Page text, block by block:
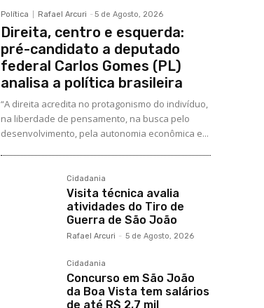
Política Rafael Arcuri - 5 de Agosto, 2026
Direita, centro e esquerda:
pré-candidato a deputado
federal Carlos Gomes (PL)
analisa a política brasileira
“A direita acredita no protagonismo do indivíduo,
na liberdade de pensamento, na busca pelo
desenvolvimento, pela autonomia econômica e...
Cidadania
Visita técnica avalia
atividades do Tiro de
Guerra de São João
Rafael Arcuri - 5 de Agosto, 2026
Cidadania
Concurso em São João
da Boa Vista tem salários
de até R$ 2,7 mil